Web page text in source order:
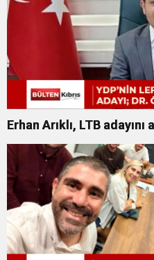
Erhan Arıklı, LTB adayını